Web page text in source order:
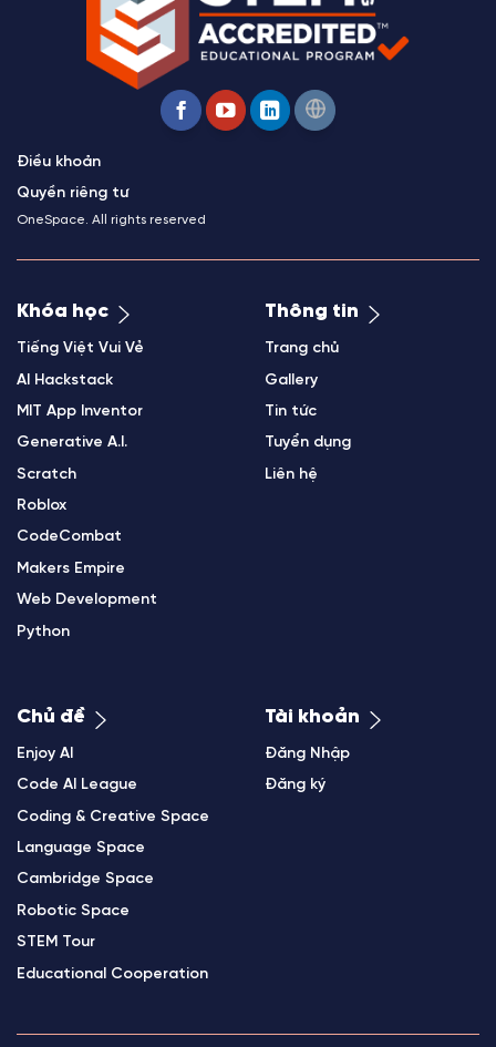
Điều khoản
Quyền riêng tư
OneSpace. All rights reserved
Khóa học
Tiếng Việt Vui Vẻ
AI Hackstack
MIT App Inventor
Generative A.I.
Scratch
Roblox
CodeCombat
Makers Empire
Web Development
Python
Thông tin
Trang chủ
Gallery
Tin tức
Tuyển dụng
Liên hệ
Chủ đề
Enjoy AI
Code AI League
Coding & Creative Space
Language Space
Cambridge Space
Robotic Space
STEM Tour
Educational Cooperation
Tài khoản
Đăng Nhập
Đăng ký